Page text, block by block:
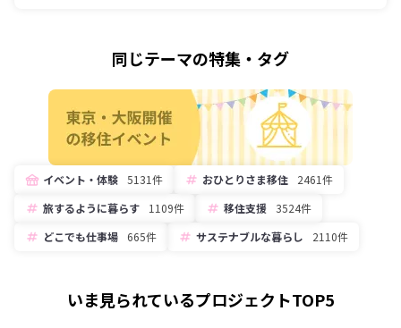
同じテーマの特集・タグ
イベント・体験 5131件 おひとりさま移住
2461件
旅するように暮らす
1109件 移住支援 3524件
どこでも仕事場
665件 サステナブルな暮らし 2110件
いま見られているプロジェクトTOP5